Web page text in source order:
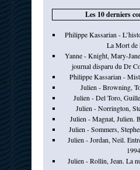
Les 10 derniers
Philippe Kassarian -
La Mort de
Yanne - Knight, Mary-
journal disparu du Dr
Philippe Kassarian -
Julien - Browning,
Julien - Del Toro,
Julien - Norrington,
Julien - Magnat, Julien.
Julien - Sommers,
Julien - Jordan, Neil.
1994
Julien - Rollin, Jean. La